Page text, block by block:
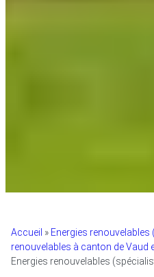
Accueil » Energies renouvelables
renouvelables à canton de Vaud
Energies renouvelables